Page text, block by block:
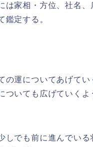
は家相・方位、社名、
鑑定する。
の運についてあげて
ついても広げていくよ
しでも前に進んでい